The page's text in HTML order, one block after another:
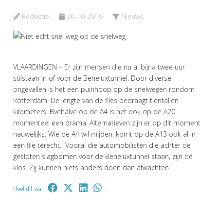
Redactie 26-10-2016 Nieuws
VLAARDINGEN – Er zijn mensen die nu al bijna twee uur
stilstaan in of voor de Beneluxtunnel. Door diverse
ongevallen is het een puinhoop op de snelwegen rondom
Rotterdam. De lengte van de files bedraagt tientallen
kilometers. Bvehalve op de A4 is het ook op de A20
momenteel een drama. Alternatieven zijn er op dit moment
nauwelijks. Wie de A4 wil mijden, komt op de A13 ook al in
een file terecht. Vooral die automobilisten die achter de
gesloten slagbomen voor de Beneluxtunnel staan, zijn de
klos. Zij kunnen niets anders doen dan afwachten.
Deel dit via: